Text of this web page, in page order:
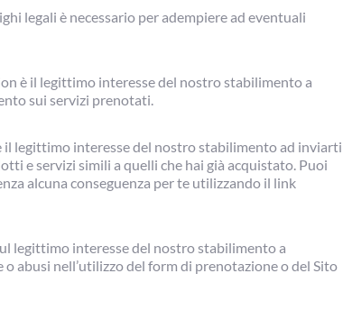
legali è necessario per adempiere ad eventuali
è il legittimo interesse del nostro stabilimento a
sui servizi prenotati.
il legittimo interesse del nostro stabilimento ad inviarti
e servizi simili a quelli che hai già acquistato. Puoi
alcuna conseguenza per te utilizzando il link
legittimo interesse del nostro stabilimento a
abusi nell’utilizzo del form di prenotazione o del Sito